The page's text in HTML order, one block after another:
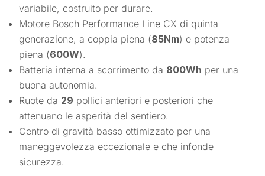
variabile, costruito per durare.
Motore Bosch Performance Line CX di quinta
generazione, a coppia piena (85Nm) e potenza
piena (600W).
Batteria interna a scorrimento da 800Wh per una
buona autonomia.
Ruote da 29 pollici anteriori e posteriori che
attenuano le asperità del sentiero.
Centro di gravità basso ottimizzato per una
maneggevolezza eccezionale e che infonde
sicurezza.